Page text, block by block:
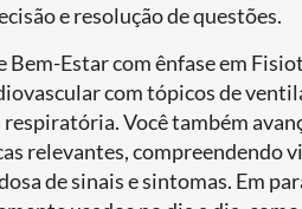
e resolução de questões.
Bem-Estar com ênfase em
com tópicos de
Você também
relevantes, compreendendo
de sinais e sintomas. Em